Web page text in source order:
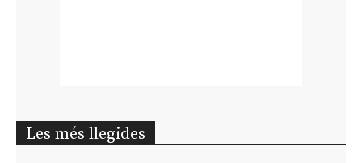
Les més llegides